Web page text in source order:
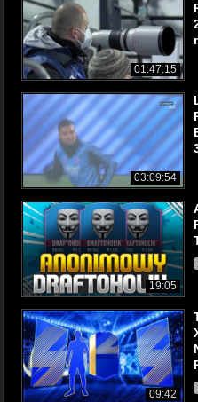
01:47:15
03:09:54
19:05
09:42